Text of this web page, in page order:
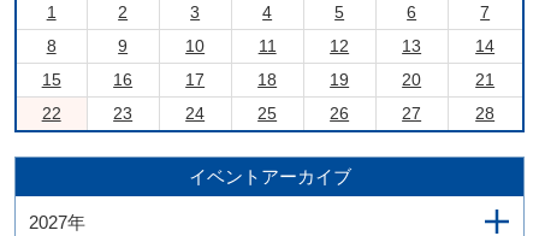
1
2 3 4 5 6
7
8
9 10 11 12 13
14
15
16 17 18 19 20
21
22
23 24 25 26 27 28
イベントアーカイブ
2027年